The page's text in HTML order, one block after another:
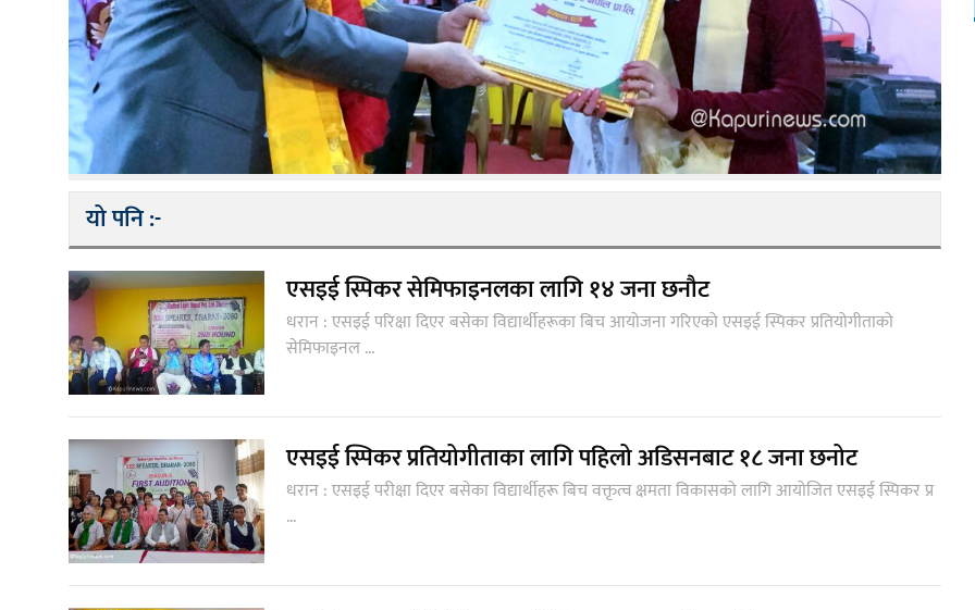
यो पनि :-
एसइई स्पिकर सेमिफाइनलका लागि १४ जना छनौट
धरान : एसइई परिक्षा दिएर बसेका विद्यार्थीहरूका बिच आयोजना गरिएको एसइई स्पिकर प्रतियोगीताको
सेमिफाइनल ...
एसइई स्पिकर प्रतियोगीताका लागि पहिलो अडिसनबाट १८ जना छनोट
धरान : एसइई परीक्षा दिएर बसेका विद्यार्थीहरू बिच वक्तृत्व क्षमता विकासको लागि आयोजित एसइई स्पिकर प्र
...